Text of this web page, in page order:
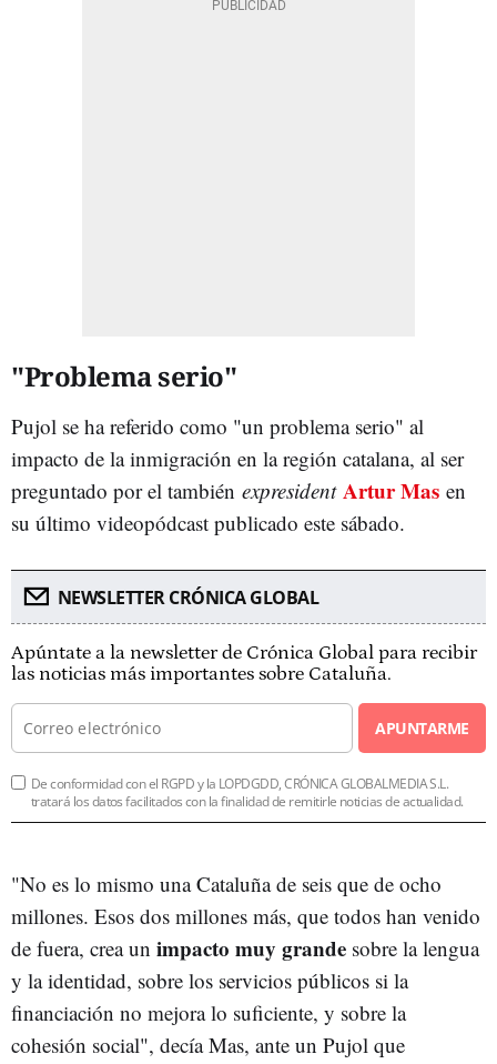
"Problema serio"
Pujol se ha referido como "un problema serio" al
impacto de la inmigración en la región catalana, al ser
preguntado por el también expresident Artur Mas en
su último videopódcast publicado este sábado.
NEWSLETTER CRÓNICA GLOBAL
Apúntate a la newsletter de Crónica Global para recibir
las noticias más importantes sobre Cataluña.
APUNTARME
De conformidad con el RGPD y la LOPDGDD, CRÓNICA GLOBALMEDIA S.L.
tratará los datos facilitados con la finalidad de remitirle noticias de actualidad.
"No es lo mismo una Cataluña de seis que de ocho
millones. Esos dos millones más, que todos han venido
de fuera, crea un impacto muy grande sobre la lengua
y la identidad, sobre los servicios públicos si la
financiación no mejora lo suficiente, y sobre la
cohesión social", decía Mas, ante un Pujol que